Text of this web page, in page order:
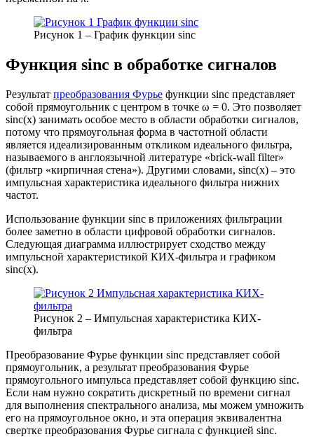
Рисунок 1 – График функции sinc
Функция sinc в обработке сигналов
Результат преобразования Фурье функции sinc представляет
собой прямоугольник с центром в точке ω = 0. Это позволяет
sinc(x) занимать особое место в области обработки сигналов,
потому что прямоугольная форма в частотной области
является идеализированным откликом идеального фильтра,
называемого в англоязычной литературе «brick-wall filter»
(фильтр «кирпичная стена»). Другими словами, sinc(x) – это
импульсная характеристика идеального фильтра нижних
частот.
Использование функции sinc в приложениях фильтрации
более заметно в области цифровой обработки сигналов.
Следующая диаграмма иллюстрирует сходство между
импульсной характеристикой КИХ-фильтра и графиком
sinc(x).
Рисунок 2 – Импульсная характеристика КИХ-
фильтра
Преобразование Фурье функции sinc представляет собой
прямоугольник, а результат преобразования Фурье
прямоугольного импульса представляет собой функцию sinc.
Если нам нужно сократить дискретный по времени сигнал
для выполнения спектрального анализа, мы можем умножить
его на прямоугольное окно, и эта операция эквивалентна
свертке преобразования Фурье сигнала с функцией sinc.